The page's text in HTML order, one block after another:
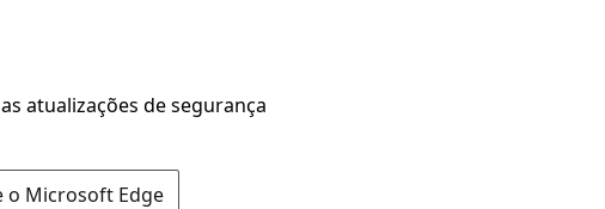
atualizações de segurança
o Microsoft Edge